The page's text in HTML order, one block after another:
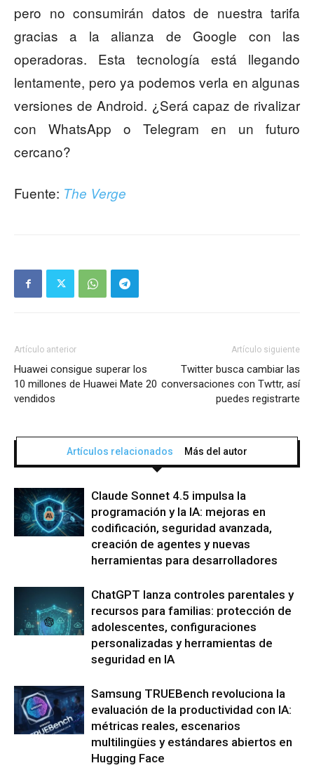
pero no consumirán datos de nuestra tarifa
gracias a la alianza de Google con las
operadoras. Esta tecnología está llegando
lentamente, pero ya podemos verla en algunas
versiones de Android. ¿Será capaz de rivalizar
con WhatsApp o Telegram en un futuro
cercano?
Fuente: The Verge
Artículo anterior
Huawei consigue superar los
10 millones de Huawei Mate 20
vendidos
Artículo siguiente
Twitter busca cambiar las
conversaciones con Twttr, así
puedes registrarte
Artículos relacionados Más del autor
Claude Sonnet 4.5 impulsa la
programación y la IA: mejoras en
codificación, seguridad avanzada,
creación de agentes y nuevas
herramientas para desarrolladores
ChatGPT lanza controles parentales y
recursos para familias: protección de
adolescentes, configuraciones
personalizadas y herramientas de
seguridad en IA
Samsung TRUEBench revoluciona la
evaluación de la productividad con IA:
métricas reales, escenarios
multilingües y estándares abiertos en
Hugging Face